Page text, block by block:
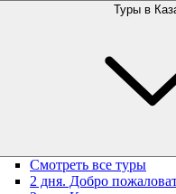
Туры в
Смотреть все туры
2 дня. Добро